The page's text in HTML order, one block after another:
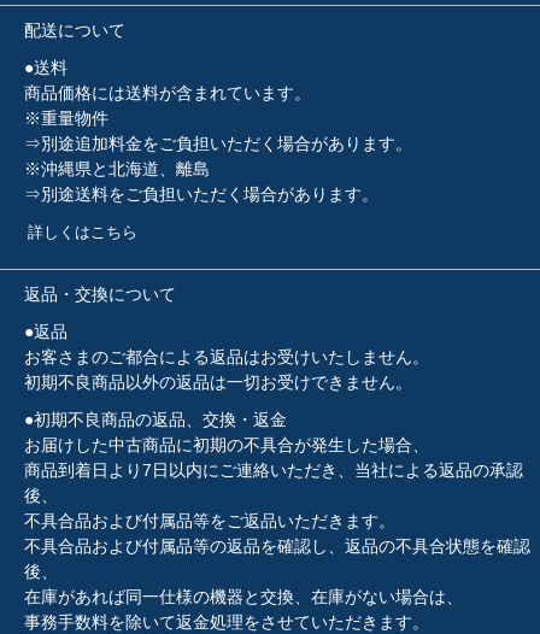
配送について
●送料
商品価格には送料が含まれています。
※重量物件
⇒別途追加料金をご負担いただく場合があります。
※沖縄県と北海道、離島
⇒別途送料をご負担いただく場合があります。
詳しくはこちら
返品・交換について
●返品
お客さまのご都合による返品はお受けいたしません。
初期不良商品以外の返品は一切お受けできません。
●初期不良商品の返品、交換・返金
お届けした中古商品に初期の不具合が発生した場合、
商品到着日より7日以内にご連絡いただき、当社による返品の承認
後、
不具合品および付属品等をご返品いただきます。
不具合品および付属品等の返品を確認し、返品の不具合状態を確認
後、
在庫があれば同一仕様の機器と交換、在庫がない場合は、
事務手数料を除いて返金処理をさせていただきます。